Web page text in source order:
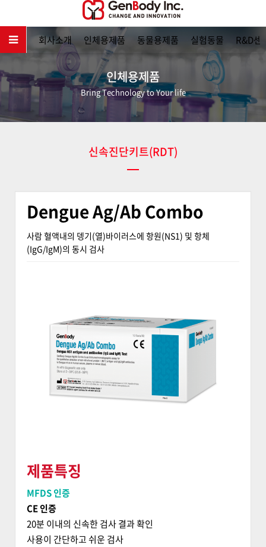
메인
회사소개 인체용제품 동물용제품 실험동물 R&D센
인체용제품
Bring Technology to Your life
신속진단키트(RDT)
Dengue Ag/Ab Combo
사람 혈액내의 뎅기(열)바이러스에 항원(NS1) 및 항체
(IgG/IgM)의 동시 검사
제품특징
MFDS 인증
CE 인증
20분 이내의 신속한 검사 결과 확인
사용이 간단하고 쉬운 검사